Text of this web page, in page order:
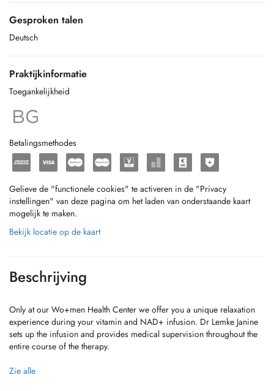
Gesproken talen
Deutsch
Praktijkinformatie
Toegankelijkheid
Betalingsmethodes
Gelieve de "functionele cookies" te activeren in de "Privacy
instellingen" van deze pagina om het laden van onderstaande kaart
mogelijk te maken.
Bekijk locatie op de kaart
Beschrijving
Only at our Wo+men Health Center we offer you a unique relaxation
experience during your vitamin and NAD+ infusion. Dr Lemke Janine
sets up the infusion and provides medical supervision throughout the
entire course of the therapy.
Wrinkle treatment (Botox, Hyaluronic acid and Laser), DermaPen, laser
Zie alle